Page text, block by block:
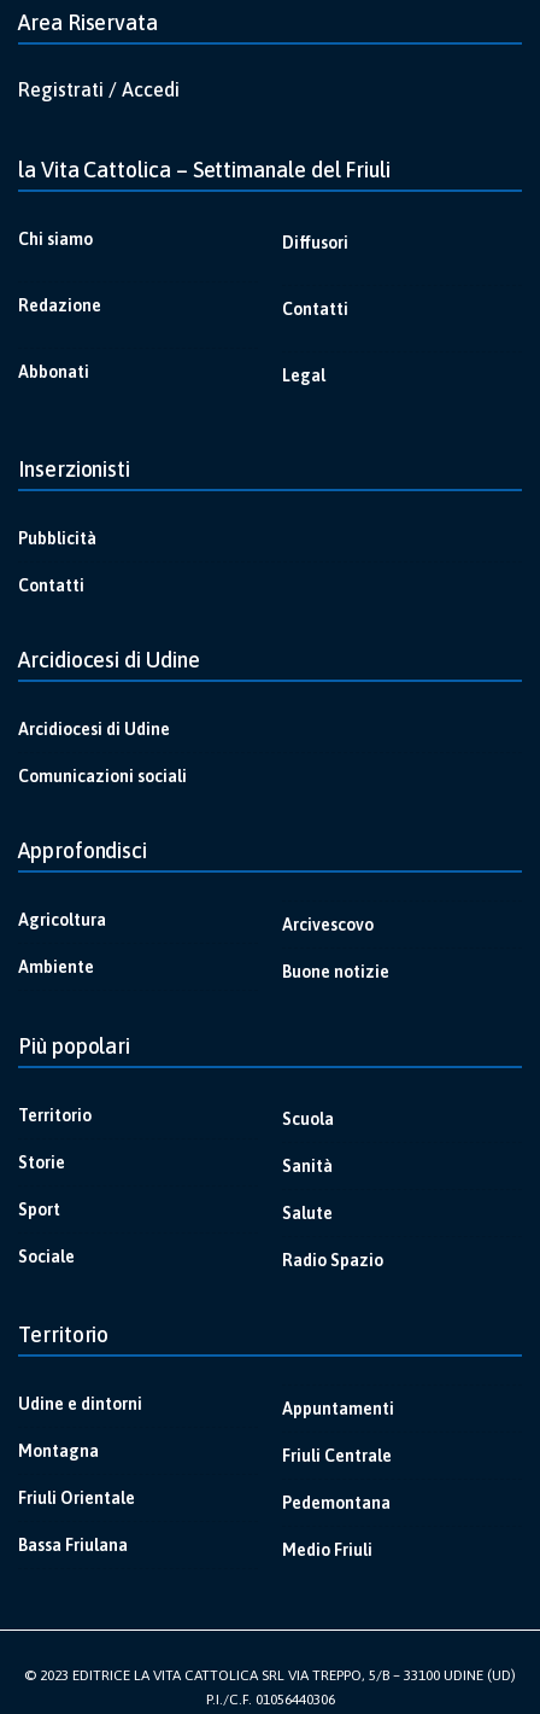
Area Riservata
Registrati / Accedi
la Vita Cattolica – Settimanale del Friuli
Chi siamo
Redazione
Abbonati
Diffusori
Contatti
Legal
Inserzionisti
Pubblicità
Contatti
Arcidiocesi di Udine
Arcidiocesi di Udine
Comunicazioni sociali
Approfondisci
Agricoltura
Ambiente
Arcivescovo
Buone notizie
Più popolari
Territorio
Storie
Sport
Sociale
Scuola
Sanità
Salute
Radio Spazio
Territorio
Udine e dintorni
Montagna
Friuli Orientale
Bassa Friulana
Appuntamenti
Friuli Centrale
Pedemontana
Medio Friuli
© 2023 EDITRICE LA VITA CATTOLICA SRL VIA TREPPO, 5/B – 33100 UDINE (UD)
P.I./C.F. 01056440306